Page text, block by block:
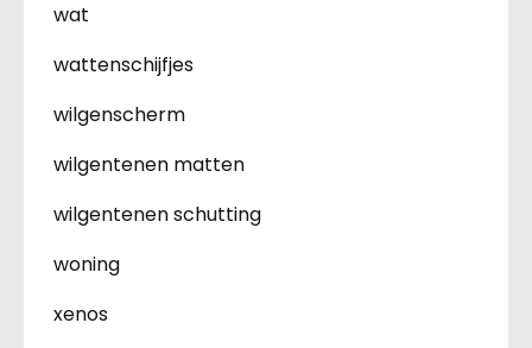
wat
wattenschijfjes
wilgenscherm
wilgentenen matten
wilgentenen schutting
woning
xenos